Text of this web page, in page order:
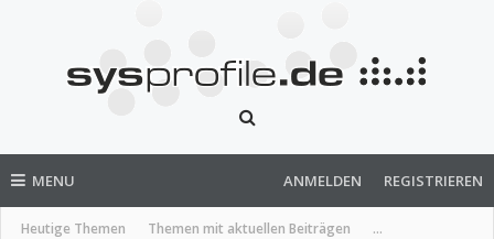
MENU
Heutige Themen Themen mit aktuellen Beiträgen ...
ANMELDEN REGISTRIEREN